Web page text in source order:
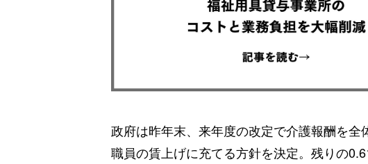
政府は昨年末、来年度の改定で介護報酬を
職員の賃上げに充てる方針を決定。残りの